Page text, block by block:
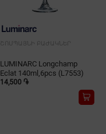
ՇՈՄՊԱՅՆԻ ԲԱԺԱԿՆԵՐ
LUMINARC Longchamp
Eclat 140ml,6pcs (L7553)
14,500 ֏